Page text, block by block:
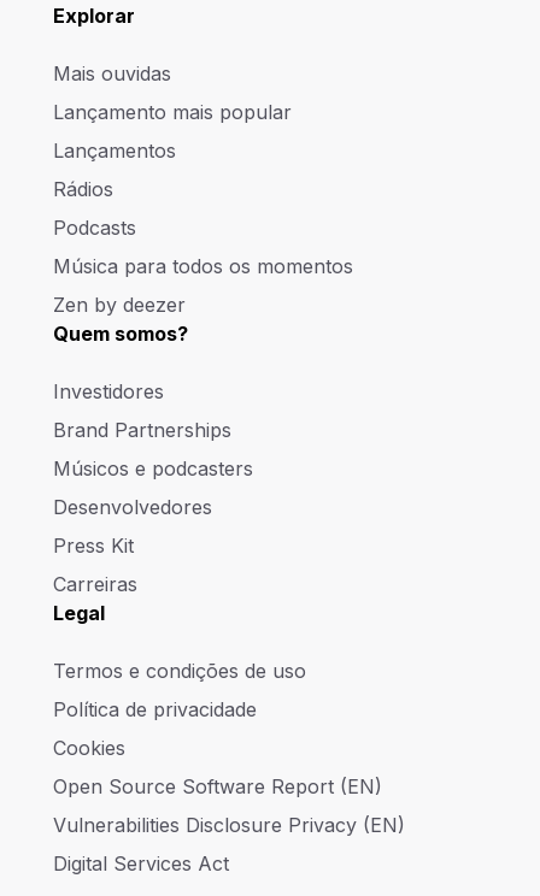
Explorar
Mais ouvidas
Lançamento mais popular
Lançamentos
Rádios
Podcasts
Música para todos os momentos
Zen by deezer
Quem somos?
Investidores
Brand Partnerships
Músicos e podcasters
Desenvolvedores
Press Kit
Carreiras
Legal
Termos e condições de uso
Política de privacidade
Cookies
Open Source Software Report (EN)
Vulnerabilities Disclosure Privacy (EN)
Digital Services Act